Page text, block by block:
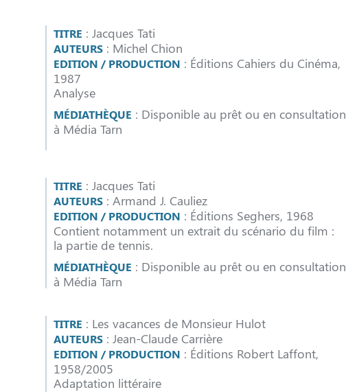
TITRE : Jacques Tati
AUTEURS : Michel Chion
EDITION / PRODUCTION : Éditions Cahiers du Cinéma,
1987
Analyse
MÉDIATHÈQUE : Disponible au prêt ou en consultation
à Média Tarn
TITRE : Jacques Tati
AUTEURS : Armand J. Cauliez
EDITION / PRODUCTION : Éditions Seghers, 1968
Contient notamment un extrait du scénario du film :
la partie de tennis.
MÉDIATHÈQUE : Disponible au prêt ou en consultation
à Média Tarn
TITRE : Les vacances de Monsieur Hulot
AUTEURS : Jean-Claude Carrière
EDITION / PRODUCTION : Éditions Robert Laffont,
1958/2005
Adaptation littéraire